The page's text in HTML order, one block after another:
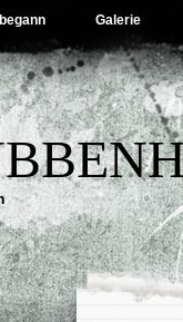
Galerie